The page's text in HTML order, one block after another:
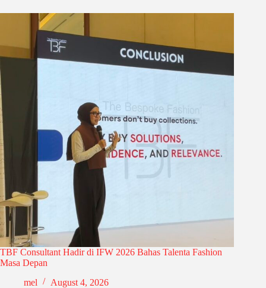
TBF Consultant Hadir di IFW 2026 Bahas Talenta Fashion
Masa Depan
mel
August 4, 2026